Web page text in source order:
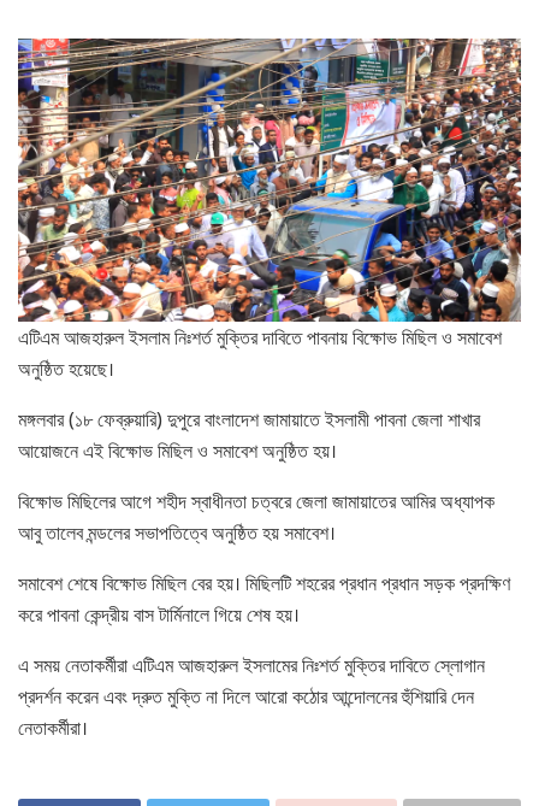
এটিএম আজহারুল ইসলাম নিঃশর্ত মুক্তির দাবিতে পাবনায় বিক্ষোভ মিছিল ও সমাবেশ
অনুষ্ঠিত হয়েছে।
মঙ্গলবার (১৮ ফেব্রুয়ারি) দুপুরে বাংলাদেশ জামায়াতে ইসলামী পাবনা জেলা শাখার
আয়োজনে এই বিক্ষোভ মিছিল ও সমাবেশ অনুষ্ঠিত হয়।
বিক্ষোভ মিছিলের আগে শহীদ স্বাধীনতা চত্বরে জেলা জামায়াতের আমির অধ্যাপক
আবু তালেব মন্ডলের সভাপতিত্বে অনুষ্ঠিত হয় সমাবেশ।
সমাবেশ শেষে বিক্ষোভ মিছিল বের হয়। মিছিলটি শহরের প্রধান প্রধান সড়ক প্রদক্ষিণ
করে পাবনা কেন্দ্রীয় বাস টার্মিনালে গিয়ে শেষ হয়।
এ সময় নেতাকর্মীরা এটিএম আজহারুল ইসলামের নিঃশর্ত মুক্তির দাবিতে স্লোগান
প্রদর্শন করেন এবং দ্রুত মুক্তি না দিলে আরো কঠোর আন্দোলনের হুঁশিয়ারি দেন
নেতাকর্মীরা।